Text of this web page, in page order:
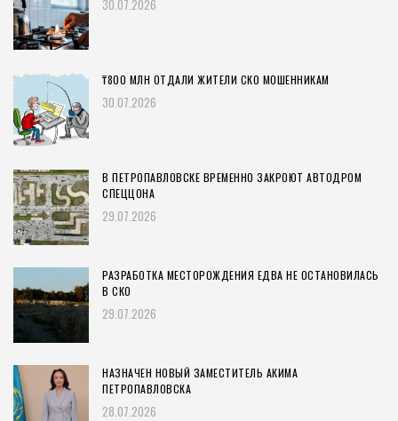
30.07.2026
₸800 МЛН ОТДАЛИ ЖИТЕЛИ СКО МОШЕННИКАМ
30.07.2026
В ПЕТРОПАВЛОВСКЕ ВРЕМЕННО ЗАКРОЮТ АВТОДРОМ
СПЕЦЦОНА
29.07.2026
РАЗРАБОТКА МЕСТОРОЖДЕНИЯ ЕДВА НЕ ОСТАНОВИЛАСЬ
В СКО
29.07.2026
НАЗНАЧЕН НОВЫЙ ЗАМЕСТИТЕЛЬ АКИМА
ПЕТРОПАВЛОВСКА
28.07.2026